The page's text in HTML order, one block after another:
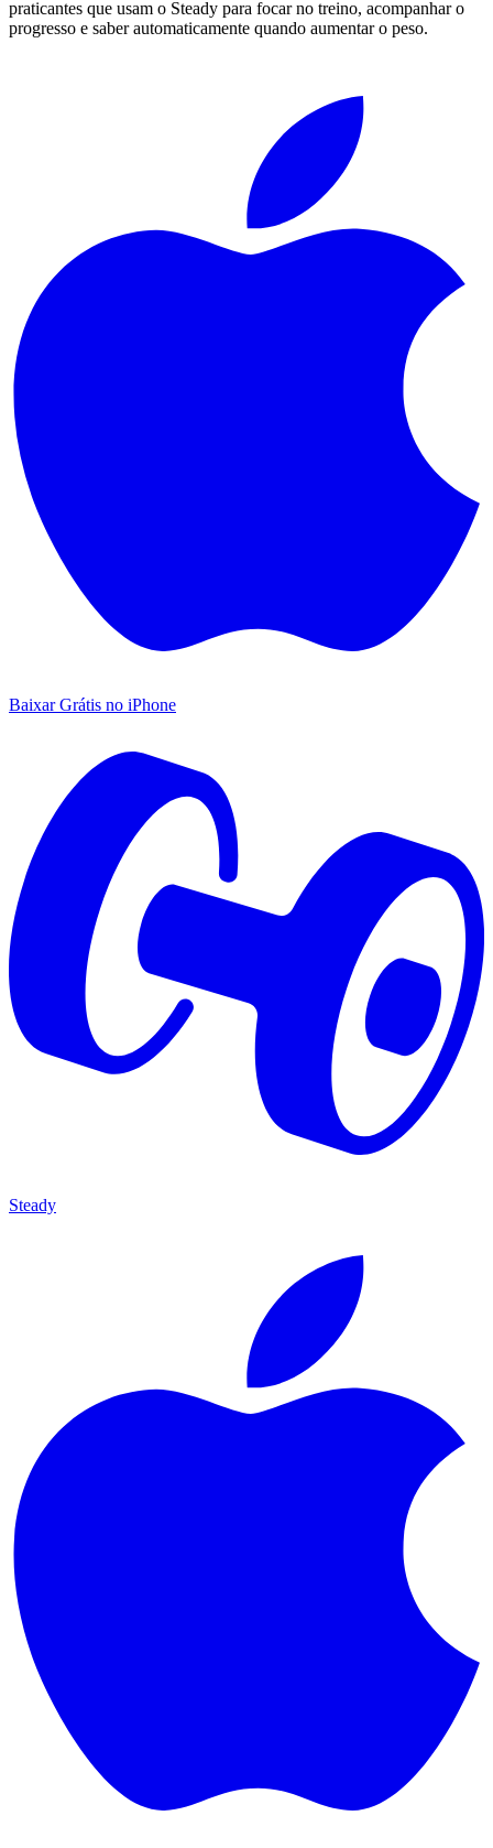
praticantes que usam o Steady para focar no treino, acompanhar o
progresso e saber automaticamente quando aumentar o peso.
Baixar Grátis no iPhone
Steady